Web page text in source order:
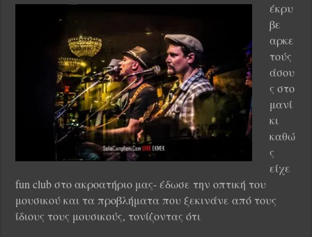
έκρυ
βε
αρκε
τούς
άσου
ς στο
μανί
κι
καθώ
ς
είχε
fun club στο ακροατήριο μας- έδωσε την οπτική του
μουσικού και τα προβλήματα που ξεκινάνε από τους
ίδιους τους μουσικούς, τονίζοντας ότι